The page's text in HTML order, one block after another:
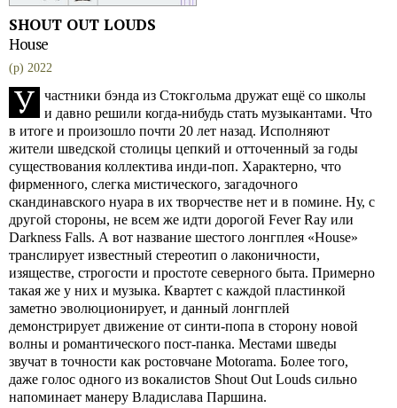
SHOUT OUT LOUDS
House
(p) 2022
У
частники бэнда из Стокгольма дружат ещё со школы
и давно решили когда-нибудь стать музыкантами. Что
в итоге и произошло почти 20 лет назад. Исполняют
жители шведской столицы цепкий и отточенный за годы
существования коллектива инди-поп. Характерно, что
фирменного, слегка мистического, загадочного
скандинавского нуара в их творчестве нет и в помине. Ну, с
другой стороны, не всем же идти дорогой Fever Ray или
Darkness Falls. А вот название шестого лонгплея «House»
транслирует известный стереотип о лаконичности,
изяществе, строгости и простоте северного быта. Примерно
такая же у них и музыка. Квартет с каждой пластинкой
заметно эволюционирует, и данный лонгплей
демонстрирует движение от синти-попа в сторону новой
волны и романтического пост-панка. Местами шведы
звучат в точности как ростовчане Motorama. Более того,
даже голос одного из вокалистов Shout Out Louds сильно
напоминает манеру Владислава Паршина.